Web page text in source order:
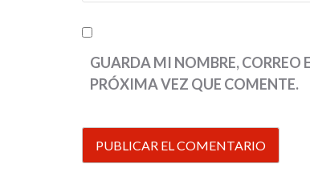
GUARDA MI NOMBRE, CORREO
PRÓXIMA VEZ QUE COMENTE.